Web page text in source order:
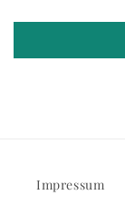
Impressum